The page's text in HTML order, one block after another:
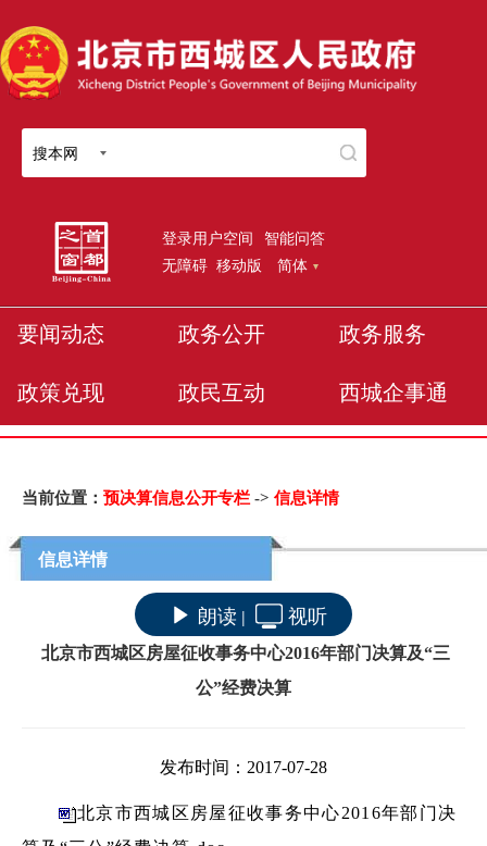
搜本网
登录用户空间 智能问答
无障碍 移动版 简体
要闻动态 政务公开 政务服务
政策兑现 政民互动 西城企事通
当前位置： 预决算信息公开专栏 -> 信息详情
信息详情
朗读 | 视听
北京市西城区房屋征收事务中心2016年部门决算及“三
公”经费决算
发布时间：2017-07-28
北京市西城区房屋征收事务中心2016年部门决